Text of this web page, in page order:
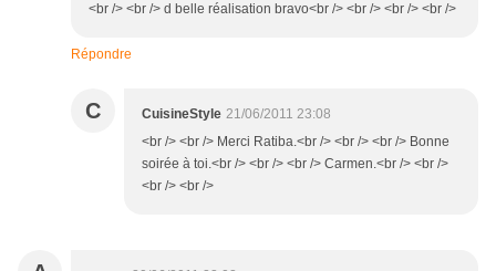
<br /> <br /> d belle réalisation bravo<br /> <br /> <br /> <br />
Répondre
C CuisineStyle 21/06/2011 23:08
<br /> <br /> Merci Ratiba.<br /> <br /> <br /> Bonne
soirée à toi.<br /> <br /> <br /> Carmen.<br /> <br />
<br /> <br />